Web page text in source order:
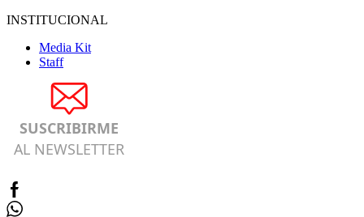
INSTITUCIONAL
Media Kit
Staff
SUSCRIBIRME
AL NEWSLETTER